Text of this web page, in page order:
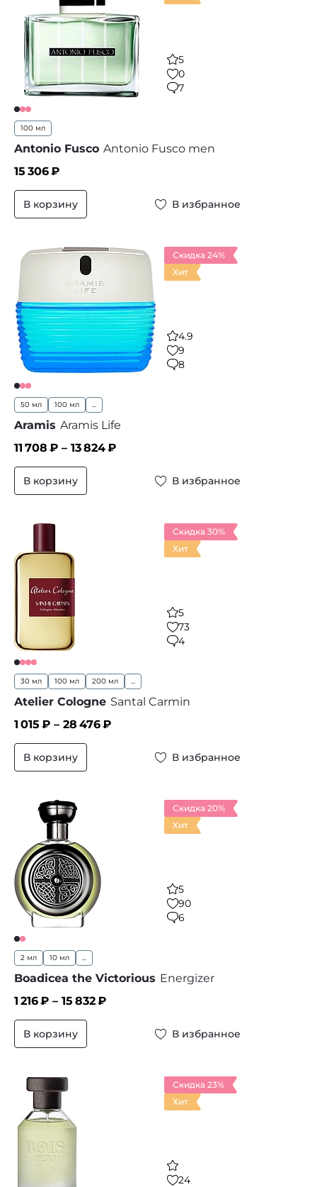
5
0
7
100 мл
Antonio Fusco Antonio Fusco men
15 306₽
В корзину В избранное
Скидка 24%
Хит
4.9
9
8
50 мл 100 мл ...
Aramis Aramis Life
11 708 ₽ – 13 824₽
В корзину В избранное
Скидка 30%
Хит
5
73
4
30 мл 100 мл 200 мл ...
Atelier Cologne Santal Carmin
1 015 ₽ – 28 476₽
В корзину В избранное
Скидка 20%
Хит
5
90
6
2 мл 10 мл ...
Boadicea the Victorious Energizer
1 216₽ – 15 832₽
В корзину В избранное
Скидка 23%
Хит
24